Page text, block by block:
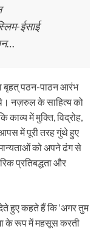
ईसाई
बृहत् पठन-पाठन आरंभ
नज़रुल के साहित्य को
काव्य में मुक्ति, विद्रोह,
में पूरी तरह गुंथे हुए
को अपने ढंग से
प्रतिबद्धता और
हुए कहते हैं कि ‘अगर तुम
के रूप में महसूस करती